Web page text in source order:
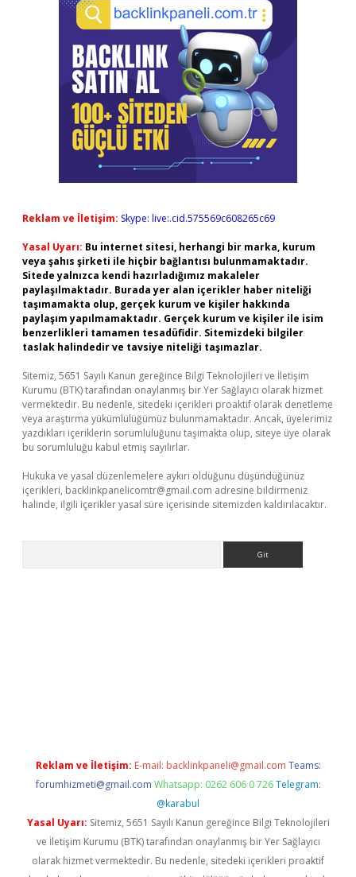
Reklam ve İletişim: Skype: live:.cid.575569c608265c69
Yasal Uyarı: Bu internet sitesi, herhangi bir marka, kurum
veya şahıs şirketi ile hiçbir bağlantısı bulunmamaktadır.
Sitede yalnızca kendi hazırladığımız makaleler
paylaşılmaktadır. Burada yer alan içerikler haber niteliği
taşımamakta olup, gerçek kurum ve kişiler hakkında
paylaşım yapılmamaktadır. Gerçek kurum ve kişiler ile isim
benzerlikleri tamamen tesadüfidir. Sitemizdeki bilgiler
taslak halindedir ve tavsiye niteliği taşımazlar.
Sitemiz, 5651 Sayılı Kanun gereğince Bilgi Teknolojileri ve İletişim
Kurumu (BTK) tarafından onaylanmış bir Yer Sağlayıcı olarak hizmet
vermektedir. Bu nedenle, sitedeki içerikleri proaktif olarak denetleme
veya araştırma yükümlülüğümüz bulunmamaktadır. Ancak, üyelerimiz
yazdıkları içeriklerin sorumluluğunu taşımakta olup, siteye üye olarak
bu sorumluluğu kabul etmiş sayılırlar.
Hukuka ve yasal düzenlemelere aykırı olduğunu düşündüğünüz
içerikleri, backlinkpanelicomtr@gmail.com adresine bildirmeniz
halinde, ilgili içerikler yasal süre içerisinde sitemizden kaldırılacaktır.
Reklam ve İletişim: E-mail: backlinkpaneli@gmail.com Teams:
forumhizmeti@gmail.com Whatsapp: 0262 606 0 726 Telegram:
@karabul
Yasal Uyarı: Sitemiz, 5651 Sayılı Kanun gereğince Bilgi Teknolojileri
ve İletişim Kurumu (BTK) tarafından onaylanmış bir Yer Sağlayıcı
olarak hizmet vermektedir. Bu nedenle, sitedeki içerikleri proaktif